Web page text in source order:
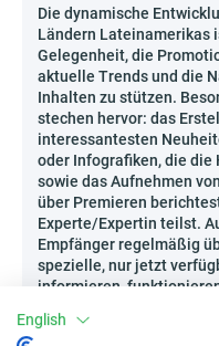
Die dynamische
Ländern Lateinamerikas
Gelegenheit, die
aktuelle Trends und die
Inhalten zu stützen.
stechen hervor: das
interessantesten
oder Infografiken, die
sowie das Aufnehmen
über Premieren
Experte/Expertin teilst.
Empfänger regelmäßig
spezielle, nur jetzt
informieren,
gewinnst du ein
English